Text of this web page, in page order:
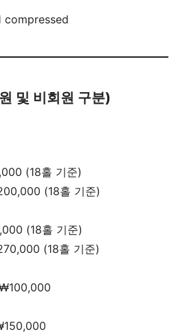
및 비회원 구분)
(18홀 기준)
(18홀 기준)
(18홀 기준)
(18홀 기준)